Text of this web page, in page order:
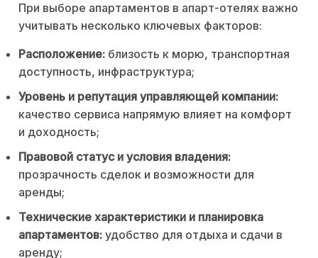
При выборе апартаментов в апарт-отелях важно
учитывать несколько ключевых факторов:
Расположение: близость к морю, транспортная
доступность, инфраструктура;
Уровень и репутация управляющей компании:
качество сервиса напрямую влияет на комфорт
и доходность;
Правовой статус и условия владения:
прозрачность сделок и возможности для
аренды;
Технические характеристики и планировка
апартаментов: удобство для отдыха и сдачи в
аренду;